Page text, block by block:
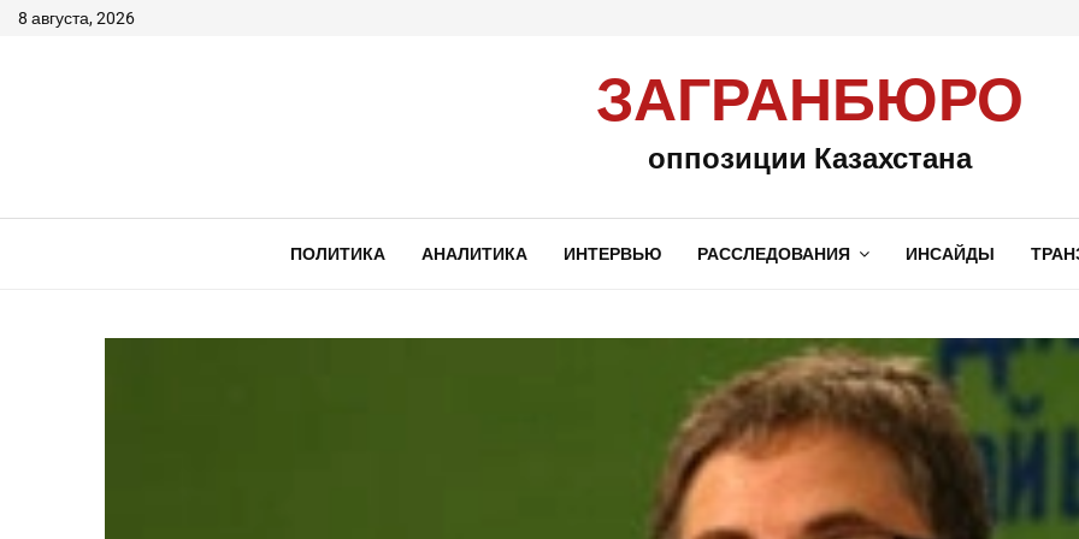
8 августа, 2026
ЗАГРАНБЮРО
оппозиции Казахстана
ПОЛИТИКА АНАЛИТИКА ИНТЕРВЬЮ РАССЛЕДОВАНИЯ ИНСАЙДЫ